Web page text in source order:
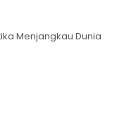
Menjangkau Dunia